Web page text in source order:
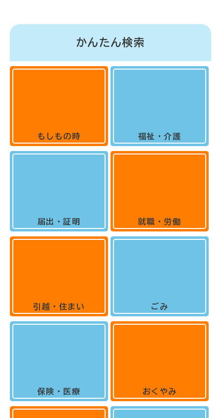
かんたん検索
もしもの時
届出・証明
引越・住まい
保険・医療
福祉・介護
就職・労働
ごみ
おくやみ